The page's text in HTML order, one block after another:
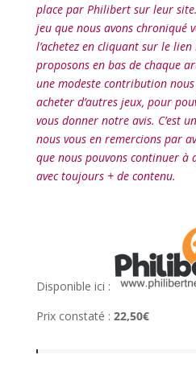
place par Philibert sur leur
jeu que nous avons chroniqué
l’achetez en cliquant sur le
proposons en bas de chaque
une modeste contribution
acheter d’autres jeux, pour
vous donner notre avis. C’est
nous vous en remercions par
que nous pouvons continuer à
avec toujours + de contenu.
Disponible ici :
Prix constaté : 22,50€